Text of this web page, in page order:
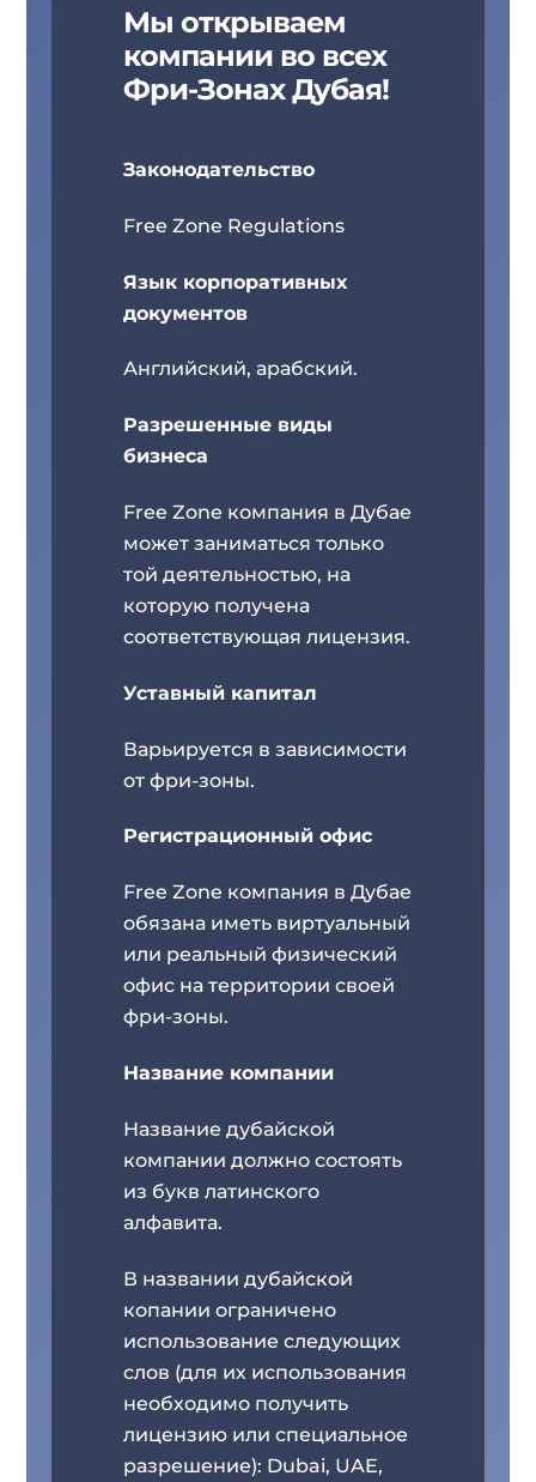
Мы открываем
компании во всех
Фри-Зонах Дубая!
Законодательство
Free Zone Regulations
Язык корпоративных
документов
Английский, арабский.
Разрешенные виды
бизнеса
Free Zone компания в Дубае
может заниматься только
той деятельностью, на
которую получена
соответствующая лицензия.
Уставный капитал
Варьируется в зависимости
от фри-зоны.
Регистрационный офис
Free Zone компания в Дубае
обязана иметь виртуальный
или реальный физический
офис на территории своей
фри-зоны.
Название компании
Название дубайской
компании должно состоять
из букв латинского
алфавита.
В названии дубайской
копании ограничено
использование следующих
слов (для их использования
необходимо получить
лицензию или специальное
разрешение): Dubai, UAE,